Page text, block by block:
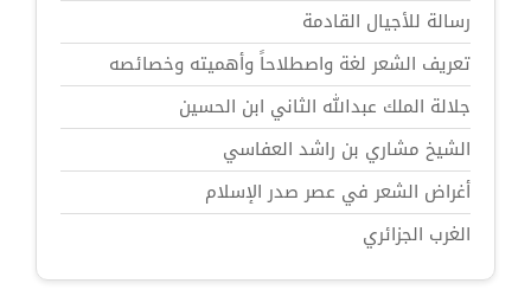
رسالة للأجيال القادمة
تعريف الشعر لغة واصطلاحاً وأهميته وخصائصه
جلالة الملك عبدالله الثاني ابن الحسين
الشيخ مشاري بن راشد العفاسي
أغراض الشعر في عصر صدر الإسلام
الغرب الجزائري